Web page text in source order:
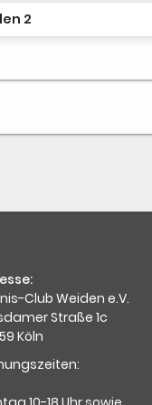
2
Club Weiden e.V.
Straße 1c
Köln